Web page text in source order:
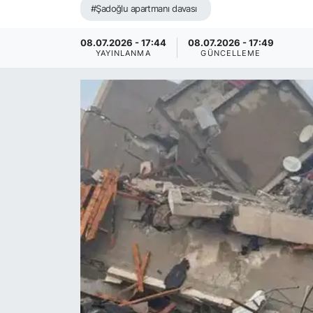
#Şadoğlu apartmanı davası
08.07.2026 - 17:44
YAYINLANMA
08.07.2026 - 17:49
GÜNCELLEME